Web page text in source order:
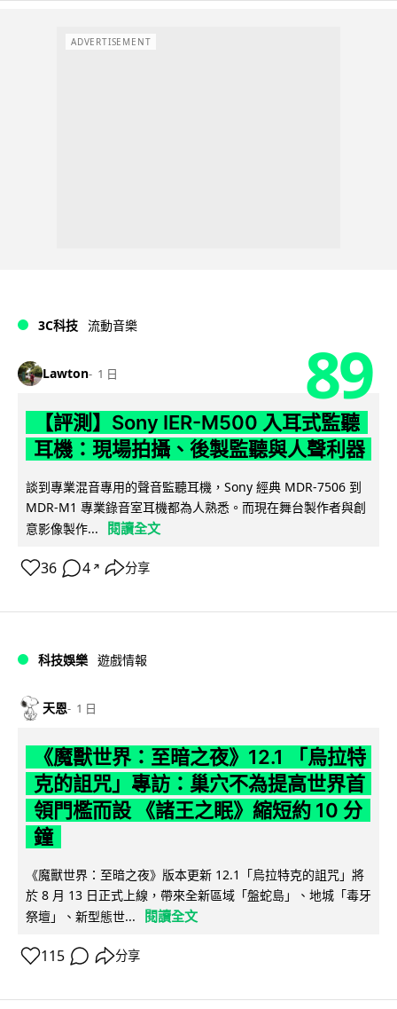
ADVERTISEMENT
3C科技 流動音樂
Lawton 1 日 89
【評測】Sony IER-M500 入耳式監聽
耳機：現場拍攝、後製監聽與人聲利器
談到專業混音專用的聲音監聽耳機，Sony 經典 MDR-7506 到
MDR-M1 專業錄音室耳機都為人熟悉。而現在舞台製作者與創
意影像製作...
閱讀全文
36 4 ↗ 分享
科技娛樂 遊戲情報
天恩 1 日
《魔獸世界：至暗之夜》12.1 「烏拉特
克的詛咒」專訪：巢穴不為提高世界首
領門檻而設 《諸王之眠》縮短約 10 分
鐘
《魔獸世界：至暗之夜》版本更新 12.1「烏拉特克的詛咒」將
於 8 月 13 日正式上線，帶來全新區域「盤蛇島」、地城「毒牙
祭壇」、新型態世...
閱讀全文
115 分享